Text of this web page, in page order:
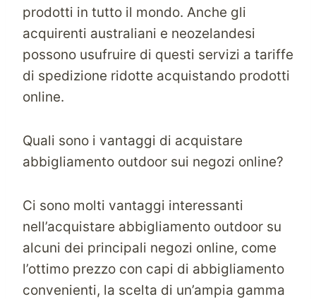
prodotti in tutto il mondo. Anche gli
acquirenti australiani e neozelandesi
possono usufruire di questi servizi a tariffe
di spedizione ridotte acquistando prodotti
online.
Quali sono i vantaggi di acquistare
abbigliamento outdoor sui negozi online?
Ci sono molti vantaggi interessanti
nell’acquistare abbigliamento outdoor su
alcuni dei principali negozi online, come
l’ottimo prezzo con capi di abbigliamento
convenienti, la scelta di un’ampia gamma